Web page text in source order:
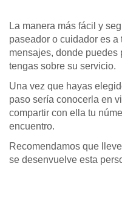
La manera más fácil y
paseador o cuidador es
mensajes, donde puedes
tengas sobre su servicio.
Una vez que hayas
paso sería conocerla en
compartir con ella tu
encuentro.
Recomendamos que
se desenvuelve esta